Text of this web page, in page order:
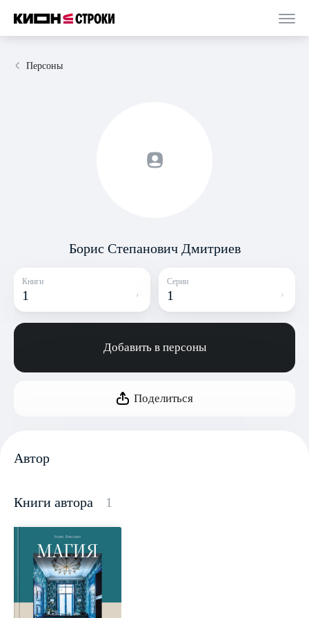
Персоны
Борис Степанович Дмитриев
Книги
1
Серии
1
Добавить в персоны
Поделиться
Автор
Книги автора 1